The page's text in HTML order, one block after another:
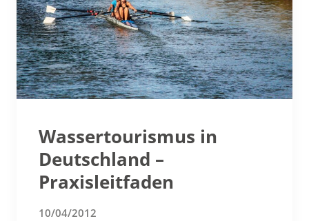
Wassertourismus in
Deutschland –
Praxisleitfaden
10/04/2012